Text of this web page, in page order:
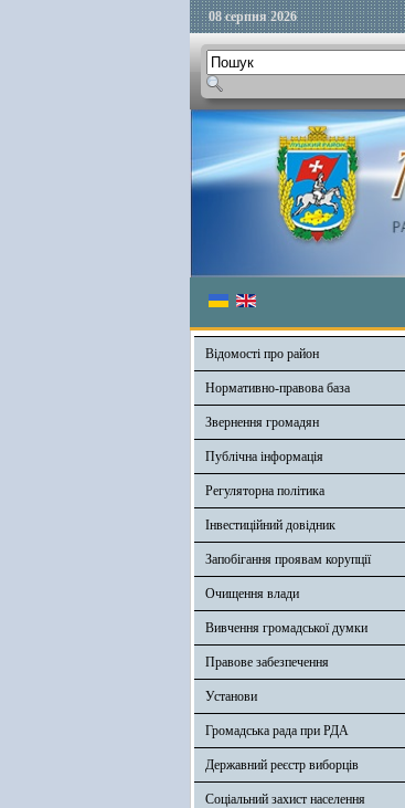
08 серпня 2026
Відомості про район
Нормативно-правова база
Звернення громадян
Публічна інформація
Регуляторна політика
Інвестиційний довідник
Запобігання проявам корупції
Очищення влади
Вивчення громадської думки
Правове забезпечення
Установи
Громадська рада при РДА
Державний реєстр виборців
Соціальний захист населення